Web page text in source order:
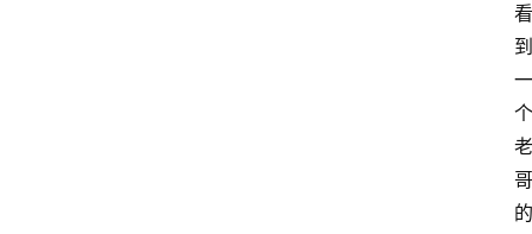
看
到
一
个
老
哥
的